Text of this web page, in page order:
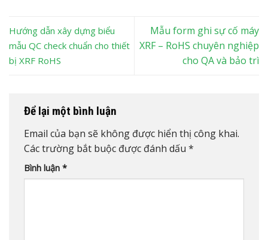
Hướng dẫn xây dựng biểu
mẫu QC check chuẩn cho thiết
bị XRF RoHS
Mẫu form ghi sự cố máy
XRF – RoHS chuyên nghiệp
cho QA và bảo trì
Để lại một bình luận
Email của bạn sẽ không được hiển thị công khai.
Các trường bắt buộc được đánh dấu *
Bình luận *